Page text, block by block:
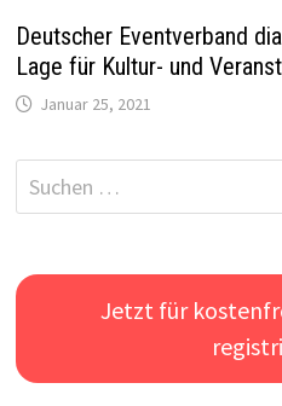
Deutscher Eventverband
Lage für Kultur- und
Januar 25, 2021
Suchen
nach:
Jetzt für